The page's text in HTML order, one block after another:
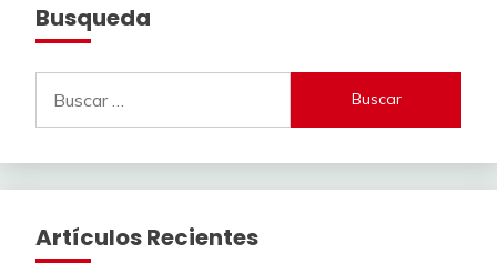
Busqueda
Artículos Recientes